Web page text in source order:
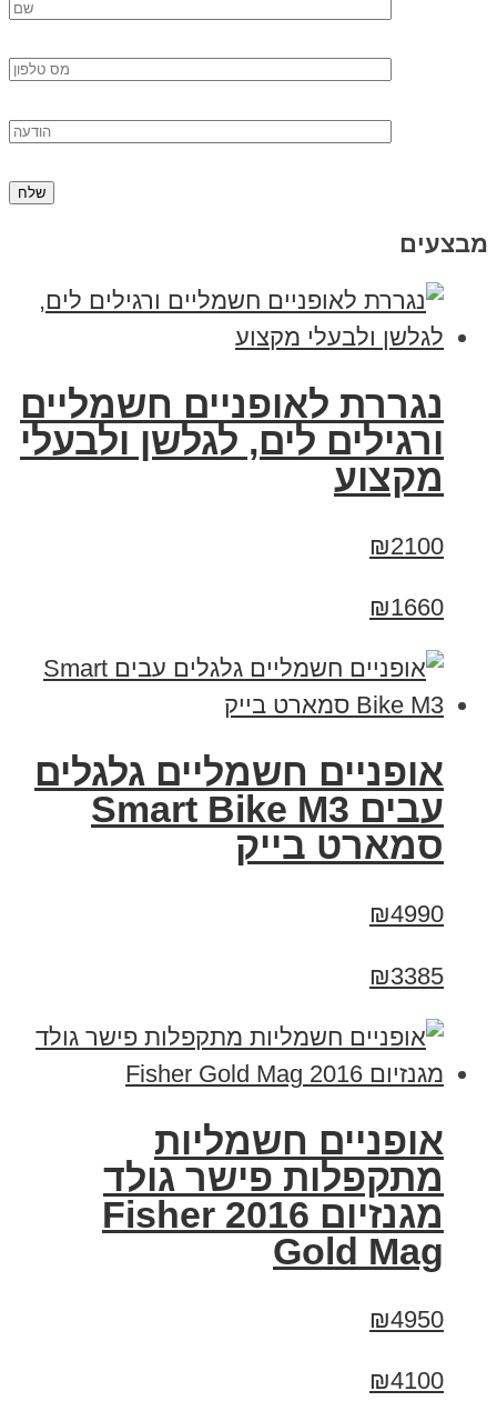
מבצעים
נגררת לאופניים חשמליים
ורגילים לים, לגלשן ולבעלי
מקצוע
₪2100
₪1660
אופניים חשמליים גלגלים
עבים Smart Bike M3
סמארט בייק
₪4990
₪3385
אופניים חשמליות
מתקפלות פישר גולד
מגנזיום 2016 Fisher
Gold Mag
₪4950
₪4100